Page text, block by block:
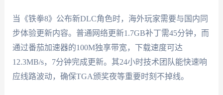
当《铁拳8》公布新DLC角色时，海外玩家需要与国内同
步体验更新内容。普通网络更新1.7GB补丁需45分钟，而
通过番茄加速器的100M独享带宽，下载速度可达
12.3MB/s，7分钟完成更新。其24小时技术团队能快速响
应线路波动，确保TGA颁奖夜等重要时刻不掉线。